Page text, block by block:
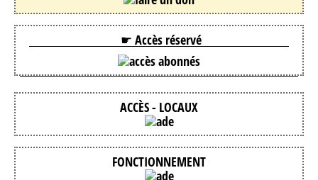
☛ Accès réservé
ACCÈS - LOCAUX
FONCTIONNEMENT